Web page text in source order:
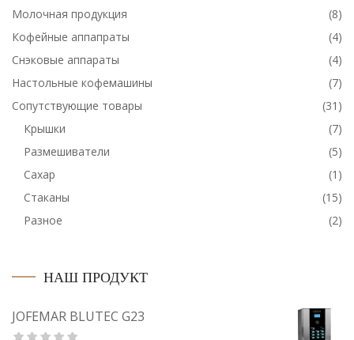
Молочная продукция
(8)
Кофейные аппапраты
(4)
Снэковые аппараты
(4)
Настольные кофемашины
(7)
Сопутствующие товары
(31)
Крышки
(7)
Размешиватели
(5)
Сахар
(1)
Стаканы
(15)
Разное
(2)
НАШ ПРОДУКТ
JOFEMAR BLUTEC G23